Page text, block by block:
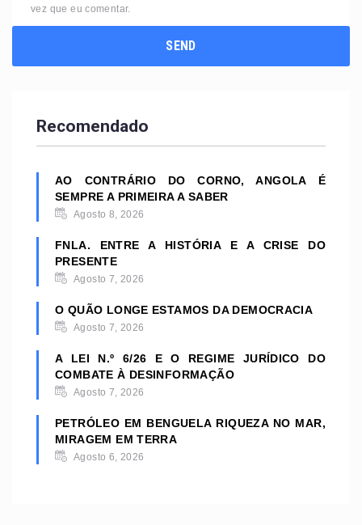
vez que eu comentar.
Recomendado
AO CONTRÁRIO DO CORNO, ANGOLA É
SEMPRE A PRIMEIRA A SABER
Agosto 8, 2026
FNLA. ENTRE A HISTÓRIA E A CRISE DO
PRESENTE
Agosto 7, 2026
O QUÃO LONGE ESTAMOS DA DEMOCRACIA
Agosto 7, 2026
A LEI N.º 6/26 E O REGIME JURÍDICO DO
COMBATE À DESINFORMAÇÃO
Agosto 7, 2026
PETRÓLEO EM BENGUELA RIQUEZA NO MAR,
MIRAGEM EM TERRA
Agosto 6, 2026